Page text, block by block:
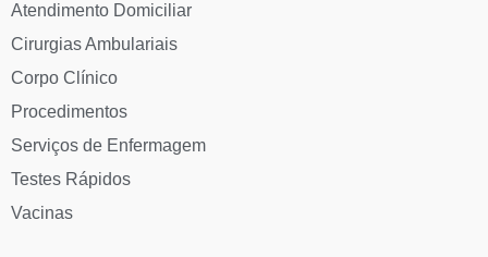
Atendimento Domiciliar
Cirurgias Ambulariais
Corpo Clínico
Procedimentos
Serviços de Enfermagem
Testes Rápidos
Vacinas